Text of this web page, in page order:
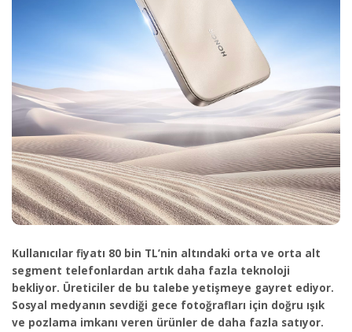
Kullanıcılar fiyatı 80 bin TL’nin altındaki orta ve orta alt
segment telefonlardan artık daha fazla teknoloji
bekliyor. Üreticiler de bu talebe yetişmeye gayret ediyor.
Sosyal medyanın sevdiği gece fotoğrafları için doğru ışık
ve pozlama imkanı veren ürünler de daha fazla satıyor.